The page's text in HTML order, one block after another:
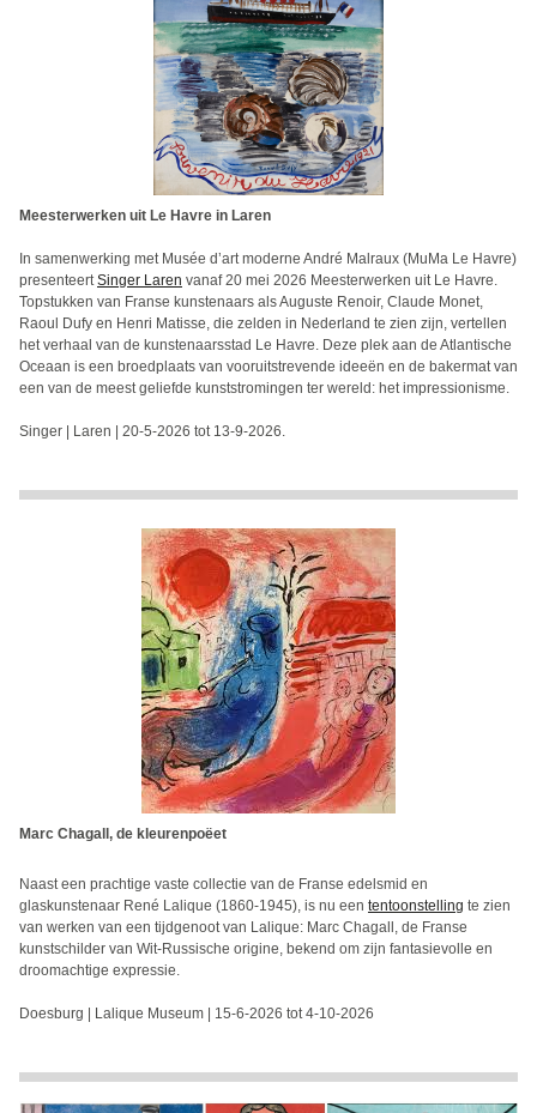
Meesterwerken uit Le Havre in Laren
In samenwerking met Musée d’art moderne André Malraux (MuMa Le Havre)
presenteertSinger Laren vanaf 20 mei 2026 Meesterwerken uit Le Havre.
Topstukken van Franse kunstenaars als Auguste Renoir, Claude Monet,
Raoul Dufy en Henri Matisse, die zelden in Nederland te zien zijn, vertellen
het verhaal van de kunstenaarsstad Le Havre. Deze plek aan de Atlantische
Oceaan is een broedplaats van vooruitstrevende ideeën en de bakermat van
een van de meest geliefde kunststromingen ter wereld: het impressionisme.
Singer | Laren | 20-5-2026 tot 13-9-2026.
Marc Chagall, de kleurenpoëet
Naast een prachtige vaste collectie van de Franse edelsmid en
glaskunstenaar René Lalique (1860-1945), is nu een tentoonstelling te zien
van werken van een tijdgenoot van Lalique: Marc Chagall, de Franse
kunstschilder van Wit-Russische origine, bekend om zijn fantasievolle en
droomachtige expressie.
Doesburg | Lalique Museum | 15-6-2026 tot 4-10-2026